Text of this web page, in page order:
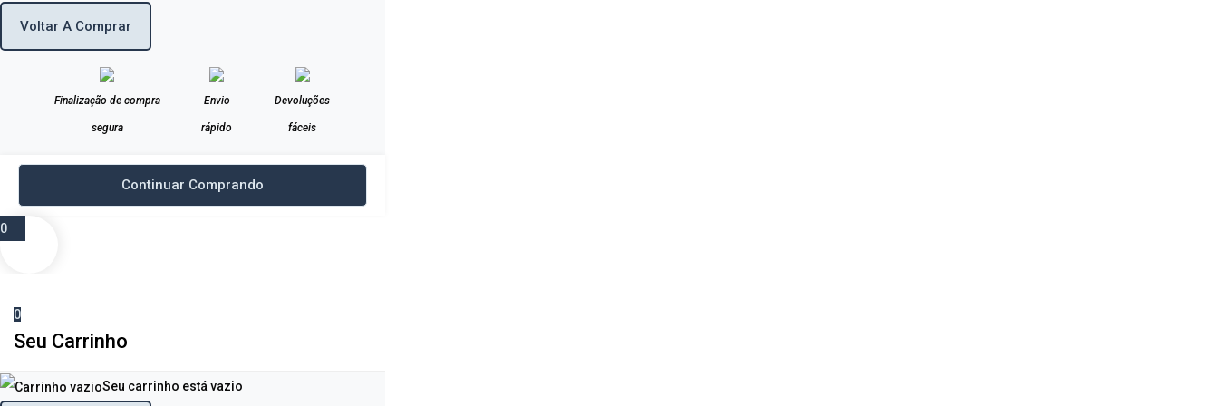
Voltar A Comprar
Finalização de compra
segura
Envio
rápido
Devoluções
fáceis
Continuar Comprando
0
0
Seu Carrinho
Seu carrinho está vazio